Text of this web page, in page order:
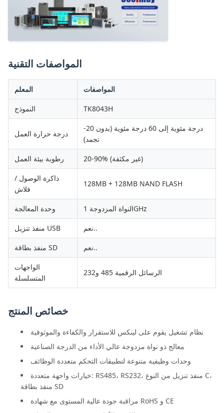
المواصفات التقنية
المعلم المواصفات
النموذج TK8043H
درجة حرارة العمل
-20 درجة مئوية إلى 60 درجة مئوية (بدون
تجمد)
رطوبة بيئة العمل 20-90% (غير مكثفة)
ذاكرة الوصول /
فلاش
128MB + 128MB NAND FLASH
وحدة المعالجة النواة المزدوجة 1GHz
منفذ تنزيل USB نعم..
منفذ بطاقة SD نعم..
الواجهات
المتسلسلة
الرسائل الرقمية 485 و232
خصائص المنتج
نظام تشغيل يقوم على لينكس للاستقرار والكفاءة والموثوقية
معالج ذو نواة مزدوجة عالي الأداء من الدرجة الصناعية
وحدات وظيفية متنوعة لتطبيقات التحكم متعددة الوظائف
خيارات واجهة متعددة: RS485، RS232، منفذ تنزيل من النوع C،
منفذ بطاقة SD
مراقبة جودة عالية المستوى مع شهادة RoHS و CE